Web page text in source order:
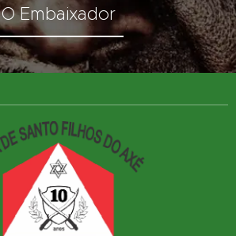
O Embaixador